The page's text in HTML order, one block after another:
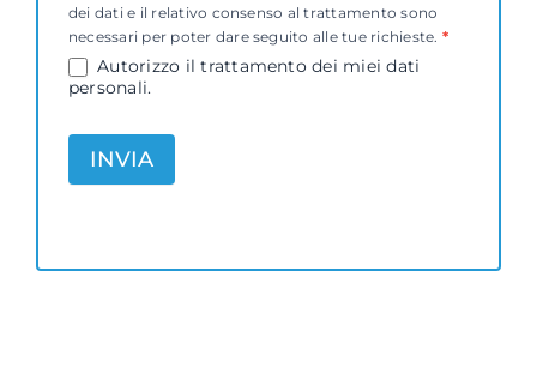
dei dati e il relativo consenso al trattamento sono
necessari per poter dare seguito alle tue richieste. *
Autorizzo il trattamento dei miei dati
personali.
INVIA